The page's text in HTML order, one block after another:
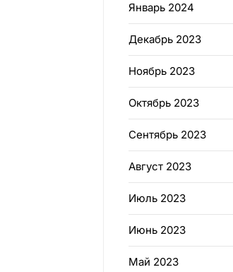
Январь 2024
Декабрь 2023
Ноябрь 2023
Октябрь 2023
Сентябрь 2023
Август 2023
Июль 2023
Июнь 2023
Май 2023